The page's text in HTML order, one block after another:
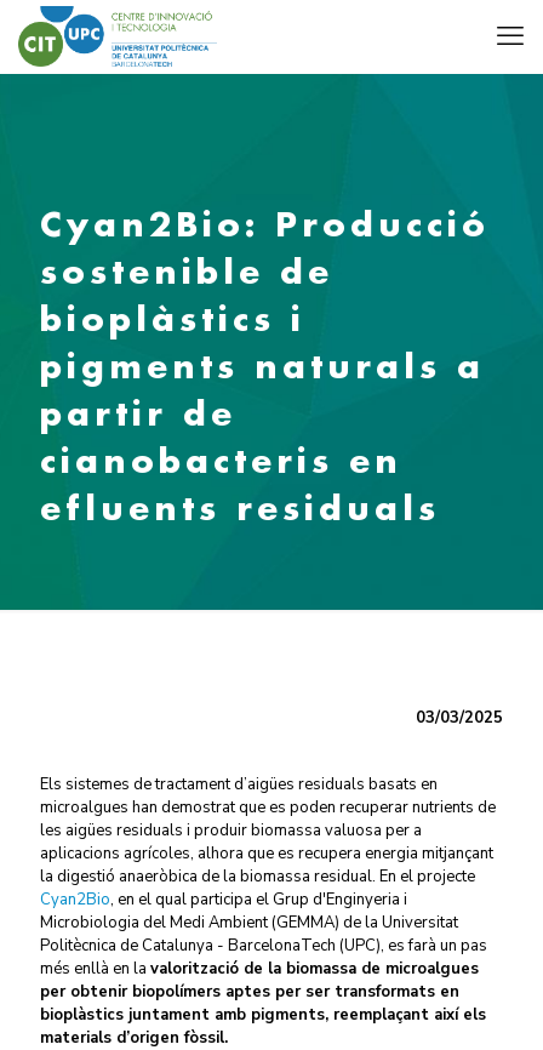
Cyan2Bio: Producció
sostenible de
bioplàstics i
pigments naturals a
partir de
cianobacteris en
efluents residuals
03/03/2025
Els sistemes de tractament d’aigües residuals basats en
microalgues han demostrat que es poden recuperar nutrients de
les aigües residuals i produir biomassa valuosa per a
aplicacions agrícoles, alhora que es recupera energia mitjançant
la digestió anaeròbica de la biomassa residual. En el projecte
Cyan2Bio, en el qual participa el Grup d'Enginyeria i
Microbiologia del Medi Ambient (GEMMA) de la Universitat
Politècnica de Catalunya - BarcelonaTech (UPC), es farà un pas
més enllà en la valorització de la biomassa de microalgues
per obtenir biopolímers aptes per ser transformats en
bioplàstics juntament amb pigments, reemplaçant així els
materials d’origen fòssil.